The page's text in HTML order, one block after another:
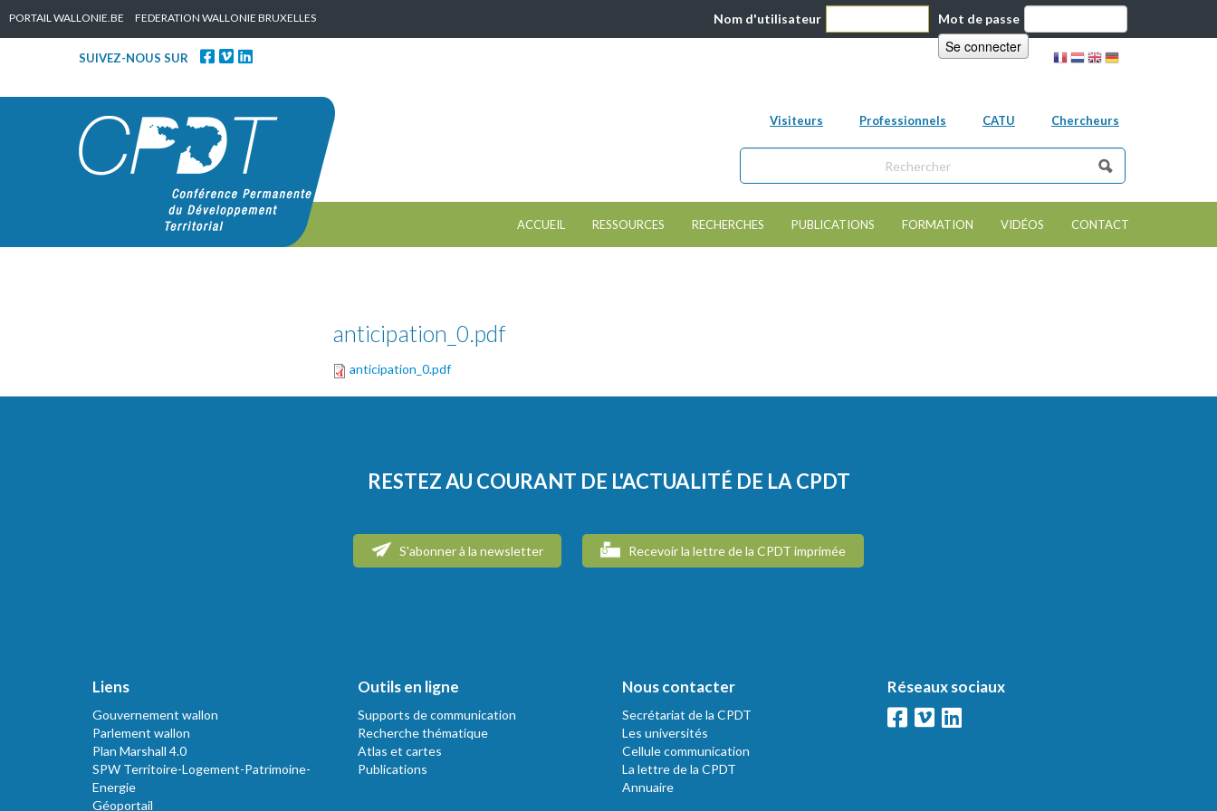
PORTAIL WALLONIE.BE FEDERATION WALLONIE BRUXELLES Nom d'utilisateur Mot de passe
SUIVEZ-NOUS SUR
Visiteurs Professionnels CATU Chercheurs
Formulaire de recherche
Chercher dans ce site
ACCUEIL RESSOURCES RECHERCHES PUBLICATIONS FORMATION VIDÉOS CONTACT
anticipation_0.pdf
anticipation_0.pdf
RESTEZ AU COURANT DE L'ACTUALITÉ DE LA CPDT
S'abonner à la newsletter Recevoir la lettre de la CPDT imprimée
Liens
Gouvernement wallon
Parlement wallon
Plan Marshall 4.0
SPW Territoire-Logement-Patrimoine-
Energie
Géoportail
Outils en ligne
Supports de communication
Recherche thématique
Atlas et cartes
Publications
Nous contacter
Secrétariat de la CPDT
Les universités
Cellule communication
La lettre de la CPDT
Annuaire
Réseaux sociaux